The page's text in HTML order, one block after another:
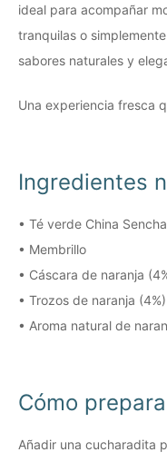
ideal para acompañar
tranquilas o
sabores naturales y
Una experiencia fresca
Ingredientes
• Té verde China Sencha
• Membrillo
• Cáscara de naranja
• Trozos de naranja (4%)
• Aroma natural de
Cómo
Añadir una cucharadita